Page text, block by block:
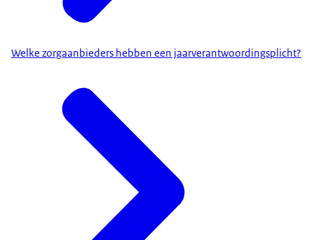
Welke zorgaanbieders hebben een jaarverantwoordingsplicht?